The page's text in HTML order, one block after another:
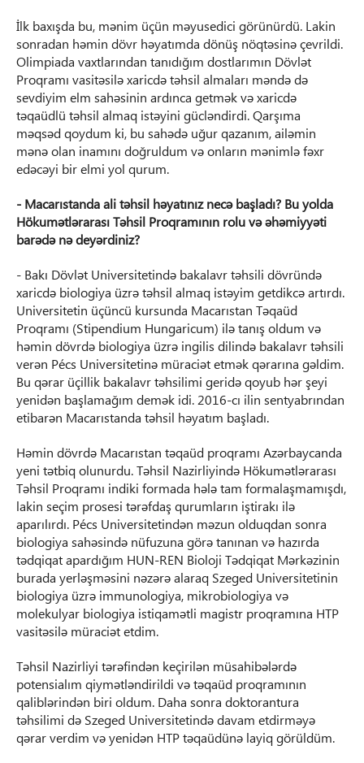
İlk baxışda bu, mənim üçün məyusedici görünürdü. Lakin
sonradan həmin dövr həyatımda dönüş nöqtəsinə çevrildi.
Olimpiada vaxtlarından tanıdığım dostlarımın Dövlət
Proqramı vasitəsilə xaricdə təhsil almaları məndə də
sevdiyim elm sahəsinin ardınca getmək və xaricdə
təqaüdlü təhsil almaq istəyini gücləndirdi. Qarşıma
məqsəd qoydum ki, bu sahədə uğur qazanım, ailəmin
mənə olan inamını doğruldum və onların mənimlə fəxr
edəcəyi bir elmi yol qurum.
- Macarıstanda ali təhsil həyatınız necə başladı? Bu yolda
Hökumətlərarası Təhsil Proqramının rolu və əhəmiyyəti
barədə nə deyərdiniz?
- Bakı Dövlət Universitetində bakalavr təhsili dövründə
xaricdə biologiya üzrə təhsil almaq istəyim getdikcə artırdı.
Universitetin üçüncü kursunda Macarıstan Təqaüd
Proqramı (Stipendium Hungaricum) ilə tanış oldum və
həmin dövrdə biologiya üzrə ingilis dilində bakalavr təhsili
verən Pécs Universitetinə müraciət etmək qərarına gəldim.
Bu qərar üçillik bakalavr təhsilimi geridə qoyub hər şeyi
yenidən başlamağım demək idi. 2016-cı ilin sentyabrından
etibarən Macarıstanda təhsil həyatım başladı.
Həmin dövrdə Macarıstan təqaüd proqramı Azərbaycanda
yeni tətbiq olunurdu. Təhsil Nazirliyində Hökumətlərarası
Təhsil Proqramı indiki formada hələ tam formalaşmamışdı,
lakin seçim prosesi tərəfdaş qurumların iştirakı ilə
aparılırdı. Pécs Universitetindən məzun olduqdan sonra
biologiya sahəsində nüfuzuna görə tanınan və hazırda
tədqiqat apardığım HUN-REN Bioloji Tədqiqat Mərkəzinin
burada yerləşməsini nəzərə alaraq Szeged Universitetinin
biologiya üzrə immunologiya, mikrobiologiya və
molekulyar biologiya istiqamətli magistr proqramına HTP
vasitəsilə müraciət etdim.
Təhsil Nazirliyi tərəfindən keçirilən müsahibələrdə
potensialım qiymətləndirildi və təqaüd proqramının
qaliblərindən biri oldum. Daha sonra doktorantura
təhsilimi də Szeged Universitetində davam etdirməyə
qərar verdim və yenidən HTP təqaüdünə layiq görüldüm.